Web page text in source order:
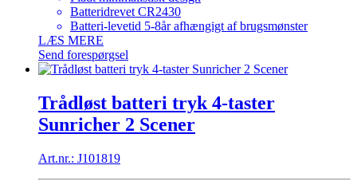
Batteridrevet CR2430
Batteri-levetid 5-8år afhængigt af brugsmønster
LÆS MERE
Send forespørgsel
Trådløst batteri tryk 4-taster
Sunricher 2 Scener
Art.nr.: J101819